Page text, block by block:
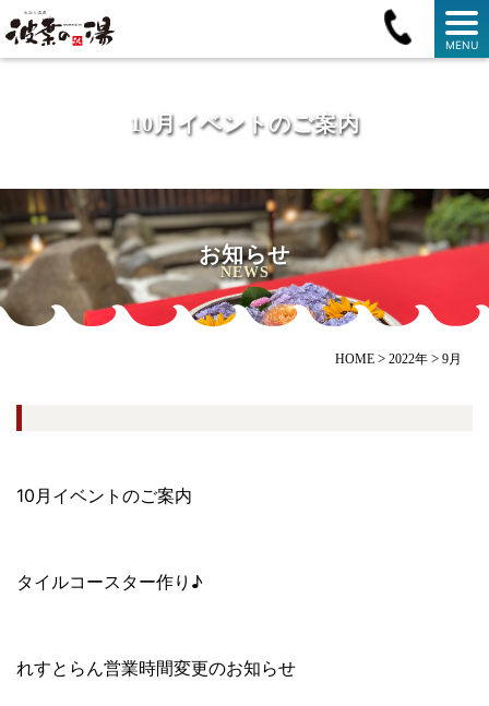
MENU
10月イベントのご案内
お知らせ
NEWS
HOME > 2022年 > 9月
10月イベントのご案内
タイルコースター作り♪
れすとらん営業時間変更のお知らせ